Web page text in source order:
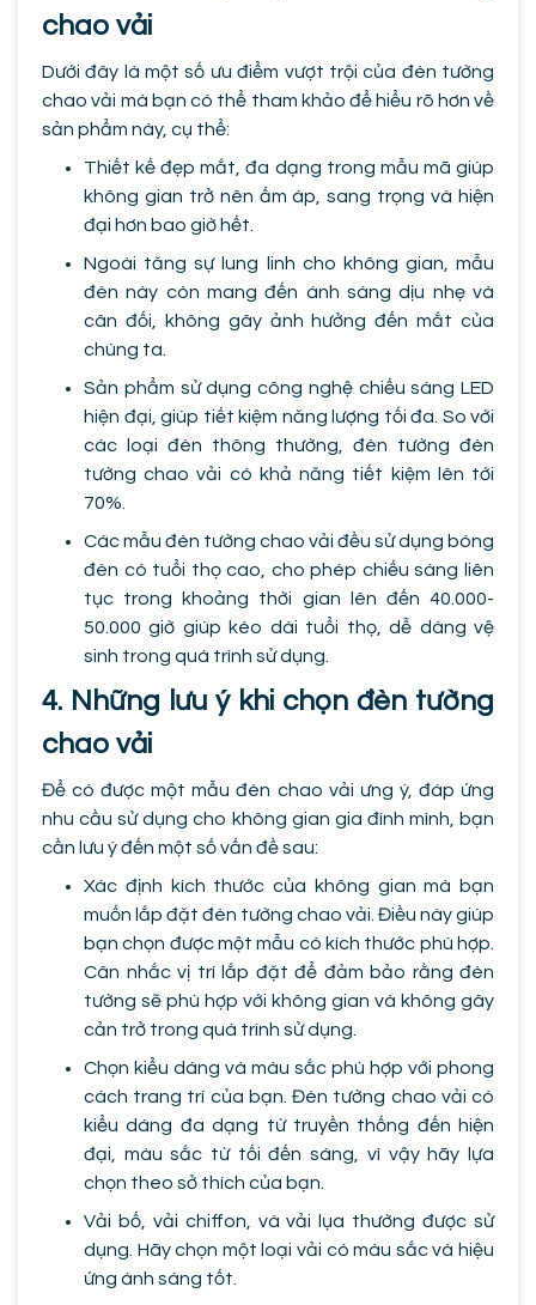
chao vải
Dưới đây là một số ưu điểm vượt trội của đèn tường
chao vải mà bạn có thể tham khảo để hiểu rõ hơn về
sản phẩm này, cụ thể:
Thiết kế đẹp mắt, đa dạng trong mẫu mã giúp
không gian trở nên ấm áp, sang trọng và hiện
đại hơn bao giờ hết.
Ngoài tăng sự lung linh cho không gian, mẫu
đèn này còn mang đến ánh sáng dịu nhẹ và
cân đối, không gây ảnh hưởng đến mắt của
chúng ta.
Sản phẩm sử dụng công nghệ chiếu sáng LED
hiện đại, giúp tiết kiệm năng lượng tối đa. So với
các loại đèn thông thường, đèn tường đèn
tường chao vải có khả năng tiết kiệm lên tới
70%.
Các mẫu đèn tường chao vải đều sử dụng bóng
đèn có tuổi thọ cao, cho phép chiếu sáng liên
tục trong khoảng thời gian lên đến 40.000-
50.000 giờ giúp kéo dài tuổi thọ, dễ dàng vệ
sinh trong quá trình sử dụng.
4. Những lưu ý khi chọn đèn tường
chao vải
Để có được một mẫu đèn chao vải ưng ý, đáp ứng
nhu cầu sử dụng cho không gian gia đình mình, bạn
cần lưu ý đến một số vấn đề sau:
Xác định kích thước của không gian mà bạn
muốn lắp đặt đèn tường chao vải. Điều này giúp
bạn chọn được một mẫu có kích thước phù hợp.
Cân nhắc vị trí lắp đặt để đảm bảo rằng đèn
tường sẽ phù hợp với không gian và không gây
cản trở trong quá trình sử dụng.
Chọn kiểu dáng và màu sắc phù hợp với phong
cách trang trí của bạn. Đèn tường chao vải có
kiểu dáng đa dạng từ truyền thống đến hiện
đại, màu sắc từ tối đến sáng, vì vậy hãy lựa
chọn theo sở thích của bạn.
Vải bố, vải chiffon, và vải lụa thường được sử
dụng. Hãy chọn một loại vải có màu sắc và hiệu
ứng ánh sáng tốt.